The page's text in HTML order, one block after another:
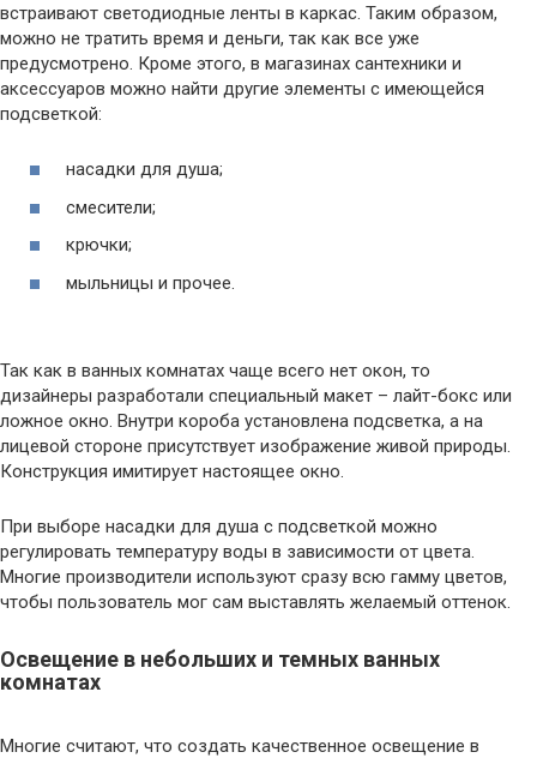
встраивают светодиодные ленты в каркас. Таким образом,
можно не тратить время и деньги, так как все уже
предусмотрено. Кроме этого, в магазинах сантехники и
аксессуаров можно найти другие элементы с имеющейся
подсветкой:
насадки для душа;
смесители;
крючки;
мыльницы и прочее.
Так как в ванных комнатах чаще всего нет окон, то
дизайнеры разработали специальный макет – лайт-бокс или
ложное окно. Внутри короба установлена подсветка, а на
лицевой стороне присутствует изображение живой природы.
Конструкция имитирует настоящее окно.
При выборе насадки для душа с подсветкой можно
регулировать температуру воды в зависимости от цвета.
Многие производители используют сразу всю гамму цветов,
чтобы пользователь мог сам выставлять желаемый оттенок.
Освещение в небольших и темных ванных
комнатах
Многие считают, что создать качественное освещение в